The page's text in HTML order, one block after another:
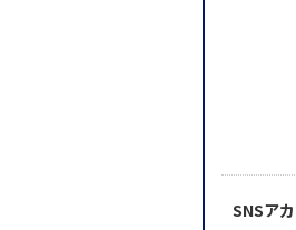
SNSア